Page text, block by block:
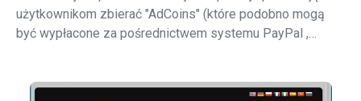
użytkownikom zbierać "AdCoins" (które podobno mogą
być wypłacone za pośrednictwem systemu PayPal ,
rodzaj funkcjonalności może wydawać s